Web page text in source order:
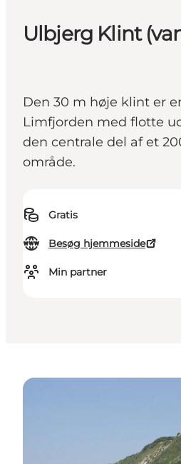
Ulbjerg Klint
Den 30 m høje klint er
Limfjorden med flotte
den centrale del af et
område.
Gratis
Besøg hjemmeside
Min partner